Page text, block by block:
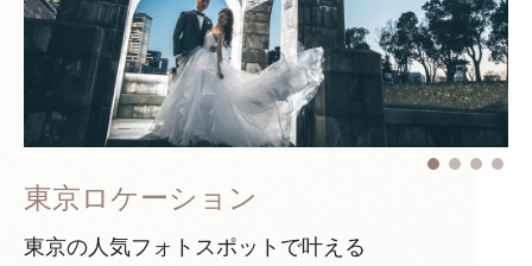
東京ロケーション
東京の人気フォトスポットで叶える